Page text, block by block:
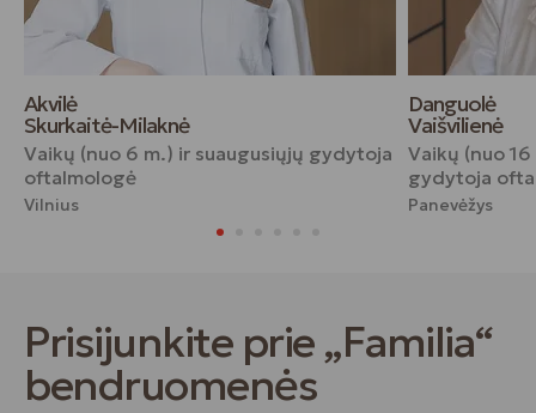
Akvilė
Skurkaitė-Milaknė
Vaikų (nuo 6 m.) ir suaugusiųjų gydytoja
oftalmologė
Vilnius
Danguolė
Vaišvilienė
Vaikų (nuo
gydytoja
Panevėžys
Prisijunkite prie „Familia“
bendruomenės